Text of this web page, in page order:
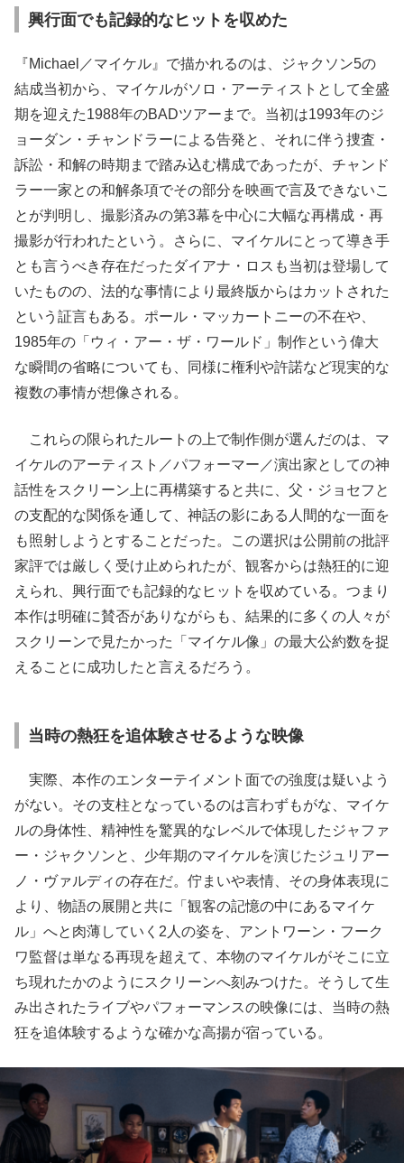
興行面でも記録的なヒットを収めた
『Michael／マイケル』で描かれるのは、ジャクソン5の
結成当初から、マイケルがソロ・アーティストとして全盛
期を迎えた1988年のBADツアーまで。当初は1993年のジ
ョーダン・チャンドラーによる告発と、それに伴う捜査・
訴訟・和解の時期まで踏み込む構成であったが、チャンド
ラー一家との和解条項でその部分を映画で言及できないこ
とが判明し、撮影済みの第3幕を中心に大幅な再構成・再
撮影が行われたという。さらに、マイケルにとって導き手
とも言うべき存在だったダイアナ・ロスも当初は登場して
いたものの、法的な事情により最終版からはカットされた
という証言もある。ポール・マッカートニーの不在や、
1985年の「ウィ・アー・ザ・ワールド」制作という偉大
な瞬間の省略についても、同様に権利や許諾など現実的な
複数の事情が想像される。
これらの限られたルートの上で制作側が選んだのは、マ
イケルのアーティスト／パフォーマー／演出家としての神
話性をスクリーン上に再構築すると共に、父・ジョセフと
の支配的な関係を通して、神話の影にある人間的な一面を
も照射しようとすることだった。この選択は公開前の批評
家評では厳しく受け止められたが、観客からは熱狂的に迎
えられ、興行面でも記録的なヒットを収めている。つまり
本作は明確に賛否がありながらも、結果的に多くの人々が
スクリーンで見たかった「マイケル像」の最大公約数を捉
えることに成功したと言えるだろう。
当時の熱狂を追体験させるような映像
実際、本作のエンターテイメント面での強度は疑いよう
がない。その支柱となっているのは言わずもがな、マイケ
ルの身体性、精神性を驚異的なレベルで体現したジャファ
ー・ジャクソンと、少年期のマイケルを演じたジュリアー
ノ・ヴァルディの存在だ。佇まいや表情、その身体表現に
より、物語の展開と共に「観客の記憶の中にあるマイケ
ル」へと肉薄していく2人の姿を、アントワーン・フーク
ワ監督は単なる再現を超えて、本物のマイケルがそこに立
ち現れたかのようにスクリーンへ刻みつけた。そうして生
み出されたライブやパフォーマンスの映像には、当時の熱
狂を追体験するような確かな高揚が宿っている。